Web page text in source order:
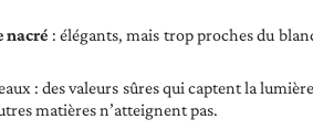
nacré : élégants, mais trop proches du
: des valeurs sûres qui captent la
matières n’atteignent pas.